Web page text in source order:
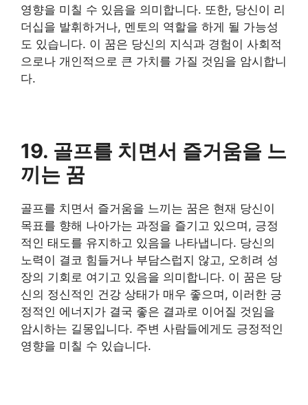
영향을 미칠 수 있음을 의미합니다. 또한, 당신이 리
더십을 발휘하거나, 멘토의 역할을 하게 될 가능성
도 있습니다. 이 꿈은 당신의 지식과 경험이 사회적
으로나 개인적으로 큰 가치를 가질 것임을 암시합니
다.
​19. 골프를 치면서 즐거움을 느
끼는 꿈
​골프를 치면서 즐거움을 느끼는 꿈은 현재 당신이
목표를 향해 나아가는 과정을 즐기고 있으며, 긍정
적인 태도를 유지하고 있음을 나타냅니다. 당신의
노력이 결코 힘들거나 부담스럽지 않고, 오히려 성
장의 기회로 여기고 있음을 의미합니다. 이 꿈은 당
신의 정신적인 건강 상태가 매우 좋으며, 이러한 긍
정적인 에너지가 결국 좋은 결과로 이어질 것임을
암시하는 길몽입니다. 주변 사람들에게도 긍정적인
영향을 미칠 수 있습니다.